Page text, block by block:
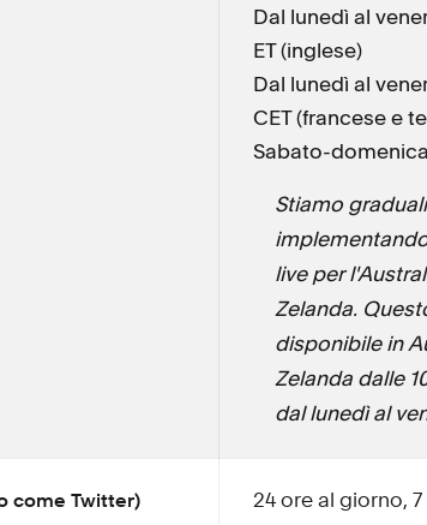
Dal lunedì al
ET (inglese)
Dal lunedì al
CET (francese e
Sabato-
Stiamo
live per
Zelanda.
disponibile in
Zelanda dalle
dal lunedì al
come Twitter) 24 ore al giorno,